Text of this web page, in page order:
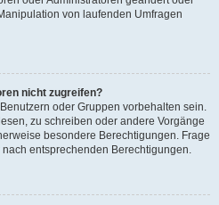
von laufenden Umfragen
nicht zugreifen?
oder Gruppen vorbehalten sein.
zu schreiben oder andere Vorgänge
besondere Berechtigungen. Frage
entsprechenden Berechtigungen.